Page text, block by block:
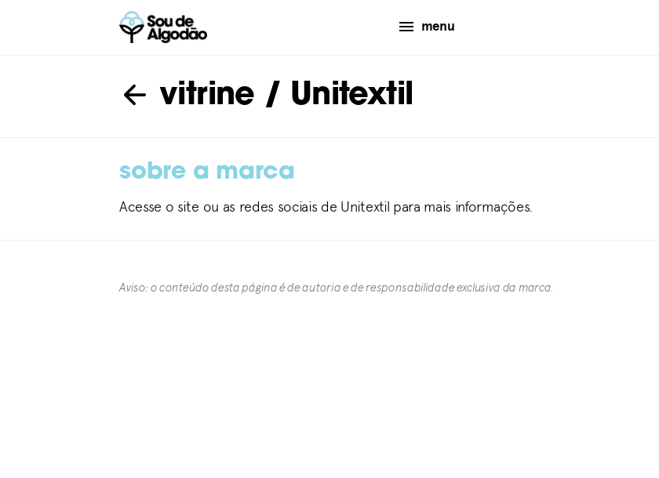
menu
vitrine / Unitextil
sobre a marca
Acesse o site ou as redes sociais de Unitextil para mais informações.
Aviso: o conteúdo desta página é de autoria e de responsabilidade exclusiva da marca.​